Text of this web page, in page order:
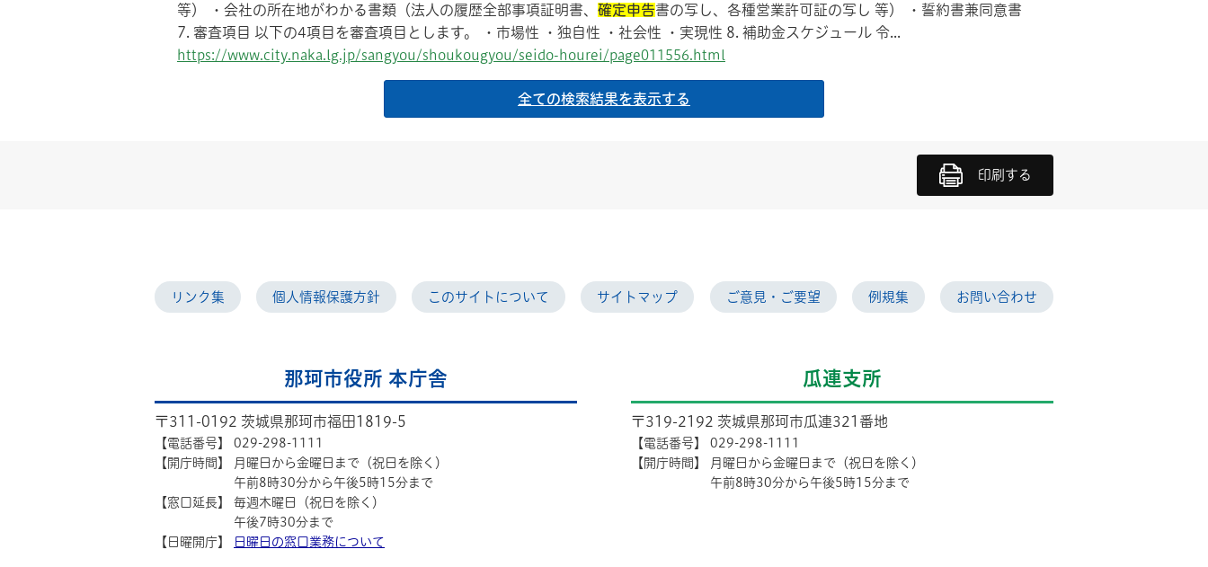
等） ・会社の所在地がわかる書類（法人の履歴全部事項証明書、 確定申告書の写し、各種営業許可証の写し 等） ・誓約書兼同意書
7. 審査項目 以下の4項目を審査項目とします。 ・市場性 ・独自性 ・社会性 ・実現性 8. 補助金スケジュール 令...
https://www.city.naka.lg.jp/sangyou/shoukougyou/seido-hourei/page011556.html
印刷する
リンク集 個人情報保護方針 このサイトについて サイトマップ ご意見・ご要望 例規集 お問い合わせ
那珂市役所 本庁舎
〒311-0192 茨城県那珂市福田1819-5
【電話番号】
029-298-1111
【開庁時間】
月曜日から金曜日まで（祝日を除く）
午前8時30分から午後5時15分まで
【窓口延長】
毎週木曜日（祝日を除く）
午後7時30分まで
【日曜開庁】
日曜日の窓口業務について
瓜連支所
〒319-2192 茨城県那珂市瓜連321番地
【電話番号】
029-298-1111
【開庁時間】
月曜日から金曜日まで（祝日を除く）
午前8時30分から午後5時15分まで